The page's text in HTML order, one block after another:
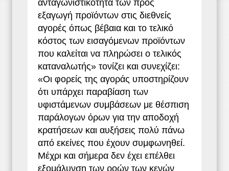
ανταγωνιστικότητα των προς
εξαγωγή προϊόντων στις διεθνείς
αγορές όπως βέβαια και το τελικό
κόστος των εισαγόμενων προϊόντων
που καλείται να πληρώσει ο τελικός
καταναλωτής» τονίζει και συνεχίζει:
«Οι φορείς της αγοράς υποστηρίζουν
ότι υπάρχει παραβίαση των
υφιστάμενων συμβάσεων με θέσπιση
παράλογων όρων για την αποδοχή
κρατήσεων και αυξήσεις πολύ πάνω
από εκείνες που έχουν συμφωνηθεί.
Μέχρι και σήμερα δεν έχει επέλθει
εξομάλυνση των ροών των κενών